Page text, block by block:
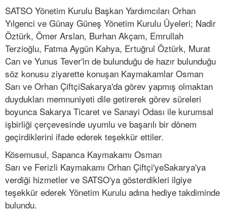
SATSO Yönetim Kurulu Başkan Yardımcıları Orhan
Yılgenci ve Günay Güneş Yönetim Kurulu Üyeleri; Nadir
Öztürk, Ömer Arslan, Burhan Akçam, Emrullah
Terzioğlu, Fatma Aygün Kahya, Ertuğrul Öztürk, Murat
Can ve Yunus Tever'in de bulunduğu de hazır bulunduğu
söz konusu ziyarette konuşan Kaymakamlar Osman
Sarı ve Orhan ÇiftçiSakarya'da görev yapmış olmaktan
duydukları memnuniyeti dile getirerek görev süreleri
boyunca Sakarya Ticaret ve Sanayi Odası ile kurumsal
işbirliği çerçevesinde uyumlu ve başarılı bir dönem
geçirdiklerini ifade ederek teşekkür ettiler.
Kösemusul, Sapanca Kaymakamı Osman
Sarı ve Ferizli Kaymakamı Orhan Çiftçi'yeSakarya'ya
verdiği hizmetler ve SATSO'ya gösterdikleri ilgiye
teşekkür ederek Yönetim Kurulu adına hediye takdiminde
bulundu.